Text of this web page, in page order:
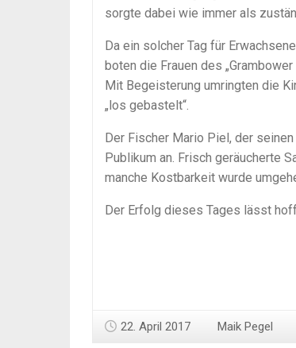
sorgte dabei wie immer als
Da ein solcher Tag für
boten die Frauen des
Mit Begeisterung umringten die
„los gebastelt“.
Der Fischer Mario Piel, der
Publikum an. Frisch geräucherte
manche Kostbarkeit wurde
Der Erfolg dieses Tages lässt
22. April 2017 Maik Pegel